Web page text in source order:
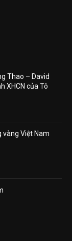
Thao – David
XHCN của Tô
vàng Việt Nam